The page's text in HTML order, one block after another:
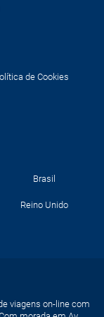
de Cookies
Brasil
Reino Unido
viagens on-line com